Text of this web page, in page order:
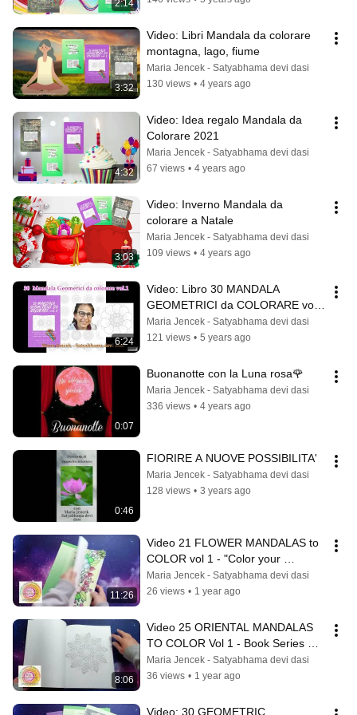
2:14
3:32
Video: Libri Mandala da colorare
montagna, lago, fiume
Maria Jencek - Satyabhama devi dasi
130 views • 4 years ago
4:32
Video: Idea regalo Mandala da
Colorare 2021
Maria Jencek - Satyabhama devi dasi
67 views • 4 years ago
3:03
Video: Inverno Mandala da
colorare a Natale
Maria Jencek - Satyabhama devi dasi
109 views • 4 years ago
6:24
Video: Libro 30 MANDALA
GEOMETRICI da COLORARE vol
1
Maria Jencek - Satyabhama devi dasi
121 views • 5 years ago
0:07
Buonanotte con la Luna rosa🌹
Maria Jencek - Satyabhama devi dasi
336 views • 4 years ago
0:46
FIORIRE A NUOVE POSSIBILITA'
Maria Jencek - Satyabhama devi dasi
128 views • 3 years ago
11:26
Video 21 FLOWER MANDALAS to
COLOR vol 1 - "Color your
emotions" series - review
Maria Jencek - Satyabhama devi dasi
26 views • 1 year ago
8:06
Video 25 ORIENTAL MANDALAS
TO COLOR Vol 1 - Book Series
"EMOTIONS TO COLOR" - review
Maria Jencek - Satyabhama devi dasi
36 views • 1 year ago
Video: 30 GEOMETRIC